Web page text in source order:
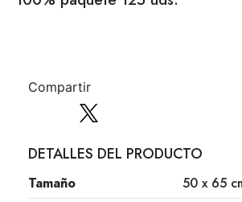
Compartir
DETALLES DEL PRODUCTO
Tamaño
50 x 65